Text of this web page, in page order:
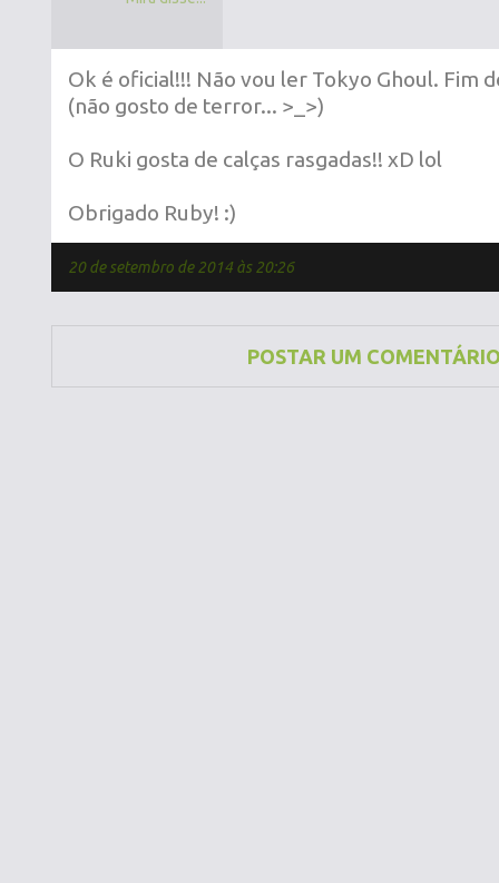
Ok é oficial!!! Não vou ler Tokyo Ghoul. Fim
(não gosto de terror... >_>)
O Ruki gosta de calças rasgadas!! xD lol
Obrigado Ruby! :)
20 de setembro de 2014 às 20:26
POSTAR UM